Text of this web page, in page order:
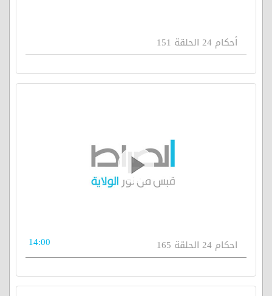
أحكام 24 الحلقة 151
احكام 24 الحلقة 165 14:00